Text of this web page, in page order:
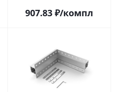
907.83 ₽/компл